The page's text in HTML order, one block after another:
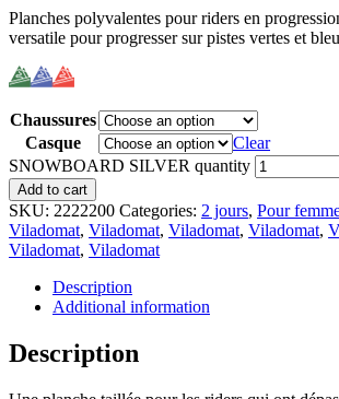
Planches polyvalentes pour riders en
versatile pour progresser sur pistes vertes et
Chaussures
Casque
Clear
SNOWBOARD SILVER quantity
Add to cart
SKU: 2222200 Categories: 2 jours, Pour
Viladomat, Viladomat, Viladomat, Viladomat,
Viladomat, Viladomat
Description
Additional information
Description